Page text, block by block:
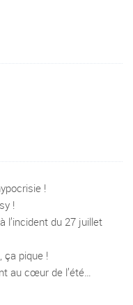
!
!
l’incident du 27 juillet
ça pique !
au cœur de l’été…